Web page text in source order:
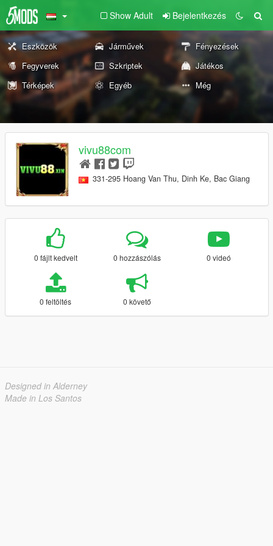
Show Adult Bejelentkezés
Eszközök Járművek
Fényezések
Fegyverek
Szkriptek
Játékos
Térképek
Egyéb Még
vivu88com
331-295 Hoang Van Thu, Dinh Ke, Bac Giang
0 fájlt kedvelt 0 hozzászólás 0 videó
0 feltöltés 0 követő
Designed in Alderney
Made in Los Santos